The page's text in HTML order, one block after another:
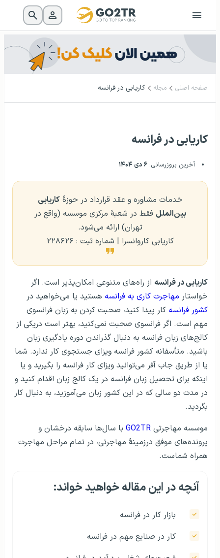
صفحه اصلی مجله کاریابی در فرانسه
کاریابی در فرانسه
آخرین بروزرسانی: ۶ دی ۱۴۰۴
خدمات مشاوره و عقد قرارداد در حوزهٔکاریابی
بین‌الملل فقط در شعبهٔ مرکزی موسسه (واقع در
تهران) ارائه می‌شود.
کاریابی کاروانسرا | شماره ثبت : ۲۲۸۶۲۶
کاریابی در فرانسه از راه‌های متنوعی امکان‌پذیر است. اگر
خواستار مهاجرت کاری به فرانسه هستید یا می‌خواهید در
کشور فرانسه کار پیدا کنید، صحبت کردن به زبان فرانسوی
مهم است. اگر فرانسوی صحبت نمی‌کنید، بهتر است دریکی از
کالج‌های زبان فرانسه به دنبال گذراندن دوره یادگیری زبان
باشید. متأسفانه کشور فرانسه ویزای جستجوی کار ندارد. شما
یا از طریق جاب آفر می‌توانید ویزای کار فرانسه را بگیرید و یا
اینکه برای تحصیل زبان فرانسه در یک کالج زبان اقدام کنید و
در مدت دو سالی که در این کشور زبان می‌آموزید، به دنبال کار
بگردید.
موسسه مهاجرتی GO2TR با سال‌ها سابقه درخشان و
پرونده‌های موفق درزمینهٔ مهاجرتی، در تمام مراحل مهاجرت
همراه شماست.
آنچه در این مقاله خواهید خواند:
بازار کار در فرانسه
کار در صنایع مهم در فرانسه